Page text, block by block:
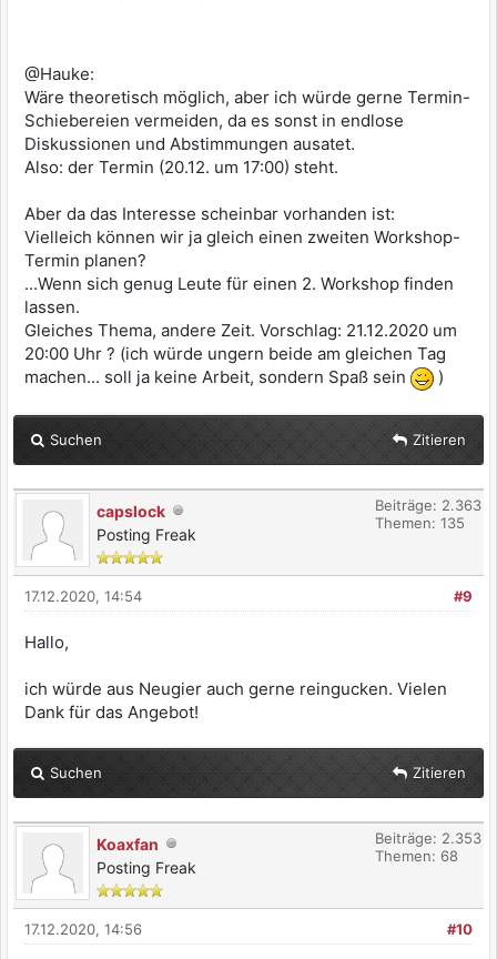
@Hauke:
Wäre theoretisch möglich, aber ich würde gerne Termin-
Schiebereien vermeiden, da es sonst in endlose
Diskussionen und Abstimmungen ausatet.
Also: der Termin (20.12. um 17:00) steht.
Aber da das Interesse scheinbar vorhanden ist:
Vielleich können wir ja gleich einen zweiten Workshop-
Termin planen?
...Wenn sich genug Leute für einen 2. Workshop finden
lassen.
Gleiches Thema, andere Zeit. Vorschlag: 21.12.2020 um
20:00 Uhr ? (ich würde ungern beide am gleichen Tag
machen... soll ja keine Arbeit, sondern Spaß sein
)
Suchen Zitieren
capslock
Posting Freak
Beiträge: 2.363
Themen: 135
#9
17.12.2020, 14:54
Hallo,
ich würde aus Neugier auch gerne reingucken. Vielen
Dank für das Angebot!
Suchen Zitieren
Koaxfan
Posting Freak
Beiträge: 2.353
Themen: 68
#10
17.12.2020, 14:56